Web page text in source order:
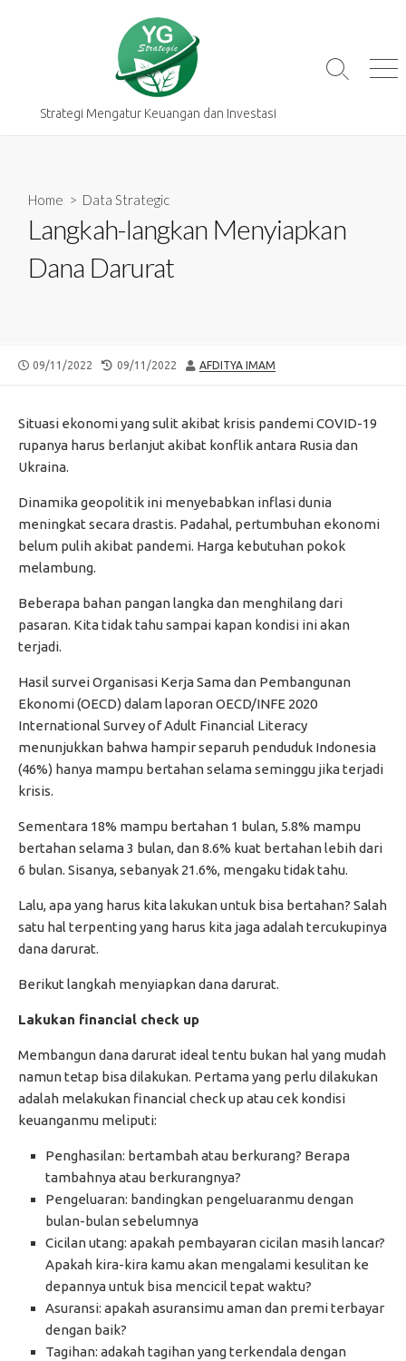
Strategi Mengatur Keuangan dan Investasi
Search
Home > Data Strategic
Langkah-langkan Menyiapkan
Dana Darurat
PUBLISHED
09/11/2022
LAST
09/11/2022 AUTHOR
AFDITYA IMAM
Situasi ekonomi yang sulit akibat krisis pandemi COVID-19
rupanya harus berlanjut akibat konflik antara Rusia dan
Ukraina.
Dinamika geopolitik ini menyebabkan inflasi dunia
meningkat secara drastis. Padahal, pertumbuhan ekonomi
belum pulih akibat pandemi. Harga kebutuhan pokok
melambung.
Beberapa bahan pangan langka dan menghilang dari
pasaran. Kita tidak tahu sampai kapan kondisi ini akan
terjadi.
Hasil survei Organisasi Kerja Sama dan Pembangunan
Ekonomi (OECD) dalam laporan OECD/INFE 2020
International Survey of Adult Financial Literacy
menunjukkan bahwa hampir separuh penduduk Indonesia
(46%) hanya mampu bertahan selama seminggu jika terjadi
krisis.
Sementara 18% mampu bertahan 1 bulan, 5.8% mampu
bertahan selama 3 bulan, dan 8.6% kuat bertahan lebih dari
6 bulan. Sisanya, sebanyak 21.6%, mengaku tidak tahu.
Lalu, apa yang harus kita lakukan untuk bisa bertahan? Salah
satu hal terpenting yang harus kita jaga adalah tercukupinya
dana darurat.
Berikut langkah menyiapkan dana darurat.
Lakukan financial check up
Membangun dana darurat ideal tentu bukan hal yang mudah
namun tetap bisa dilakukan. Pertama yang perlu dilakukan
adalah melakukan financial check up atau cek kondisi
keuanganmu meliputi:
Penghasilan: bertambah atau berkurang? Berapa
tambahnya atau berkurangnya?
Pengeluaran: bandingkan pengeluaranmu dengan
bulan-bulan sebelumnya
Cicilan utang: apakah pembayaran cicilan masih lancar?
Apakah kira-kira kamu akan mengalami kesulitan ke
depannya untuk bisa mencicil tepat waktu?
Asuransi: apakah asuransimu aman dan premi terbayar
dengan baik?
Tagihan: adakah tagihan yang terkendala dengan